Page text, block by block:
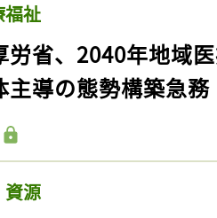
福祉
労省、2040年地域
主導の態勢構築急務
資源